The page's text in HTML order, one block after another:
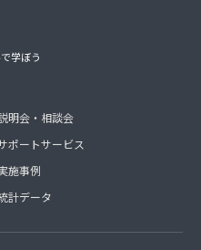
学ぼう
明会・相談会
ポートサービス
施事例
計データ